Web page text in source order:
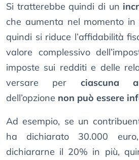
Si tratterebbe quindi di un
che aumenta nel momento in
quindi si riduce l’affidabilità
valore complessivo
imposte sui redditi e delle
versare per ciascuna
dell’opzione non può essere
Ad esempio, se un
ha dichiarato 30.000
dichiararne il 20% in più,